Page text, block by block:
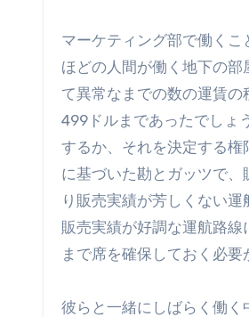
マーケティング部で働く
ほどの人間が働く地下の
て異常なまでの数の運賃
499ドルまであったでしょ
するか、それを決定する
に基づいた勘とガッツで
り販売実績が芳しくない
販売実績が好調な運航路
まで席を確保しておく必要
彼らと一緒にしばらく働